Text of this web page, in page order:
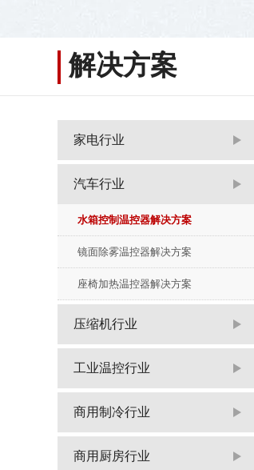
解决方案
家电行业
汽车行业
水箱控制温控器解决方案
镜面除雾温控器解决方案
座椅加热温控器解决方案
压缩机行业
工业温控行业
商用制冷行业
商用厨房行业